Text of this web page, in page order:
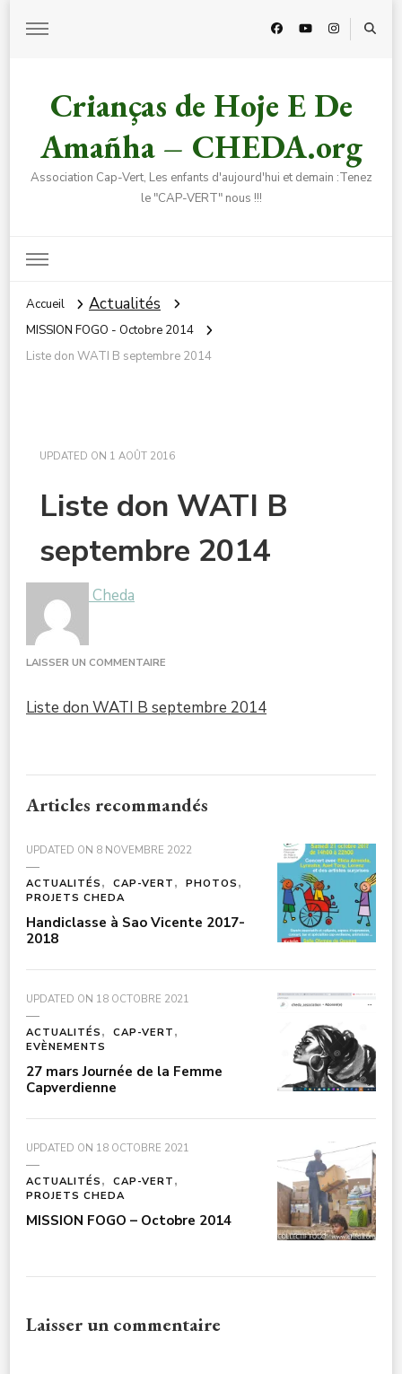
Crianças de Hoje E De
Amañha – CHEDA.org
Association Cap-Vert, Les enfants d'aujourd'hui et demain :Tenez
le "CAP-VERT" nous !!!
Accueil Actualités
MISSION FOGO - Octobre 2014
Liste don WATI B septembre 2014
UPDATED ON 1 AOÛT 2016
Liste don WATI B
septembre 2014
Cheda
LAISSER UN COMMENTAIRE
WATI
Liste don WATI B septembre 2014
Articles recommandés
UPDATED ON 8 NOVEMBRE 2022
ACTUALITÉS CAP-VERT
PHOTOS
PROJETS CHEDA
Handiclasse à Sao Vicente 2017-
2018
UPDATED ON 18 OCTOBRE 2021
ACTUALITÉS
CAP-VERT
EVÈNEMENTS
27 mars Journée de la Femme
Capverdienne
UPDATED ON 18 OCTOBRE 2021
ACTUALITÉS
CAP-VERT
PROJETS CHEDA
MISSION FOGO – Octobre 2014
Laisser un commentaire